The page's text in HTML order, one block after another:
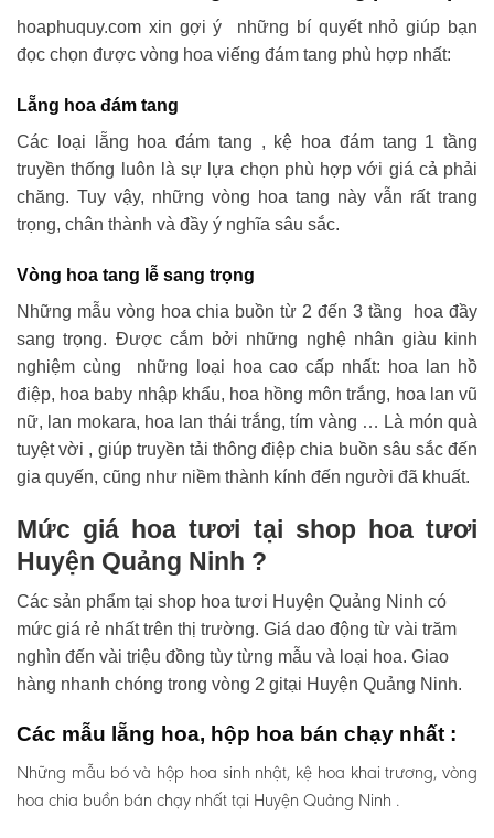
hoaphuquy.com xin gợi ý những bí quyết nhỏ giúp bạn
đọc chọn được vòng hoa viếng đám tang phù hợp nhất:
Lẵng hoa đám tang
Các loại lẵng hoa đám tang , kệ hoa đám tang 1 tầng
truyền thống luôn là sự lựa chọn phù hợp với giá cả phải
chăng. Tuy vậy, những vòng hoa tang này vẫn rất trang
trọng, chân thành và đầy ý nghĩa sâu sắc.
Vòng hoa tang lễ sang trọng
Những mẫu vòng hoa chia buồn từ 2 đến 3 tầng hoa đầy
sang trọng. Được cắm bởi những nghệ nhân giàu kinh
nghiệm cùng những loại hoa cao cấp nhất: hoa lan hồ
điệp, hoa baby nhập khẩu, hoa hồng môn trắng, hoa lan vũ
nữ, lan mokara, hoa lan thái trắng, tím vàng … Là món quà
tuyệt vời , giúp truyền tải thông điệp chia buồn sâu sắc đến
gia quyến, cũng như niềm thành kính đến người đã khuất.
Mức giá hoa tươi tại shop hoa tươi
Huyện Quảng Ninh ?
Các sản phẩm tại shop hoa tươi Huyện Quảng Ninh có
mức giá rẻ nhất trên thị trường. Giá dao động từ vài trăm
nghìn đến vài triệu đồng tùy từng mẫu và loại hoa. Giao
hàng nhanh chóng trong vòng 2 gitại Huyện Quảng Ninh.
Các mẫu lẵng hoa, hộp hoa bán chạy nhất :
Những mẫu bó và hộp hoa sinh nhật, kệ hoa khai trương, vòng
hoa chia buồn bán chạy nhất tại Huyện Quảng Ninh .